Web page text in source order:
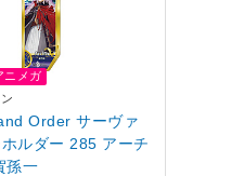
ニメガ
Order サーヴァ
ルダー 285 アーチ
孫一